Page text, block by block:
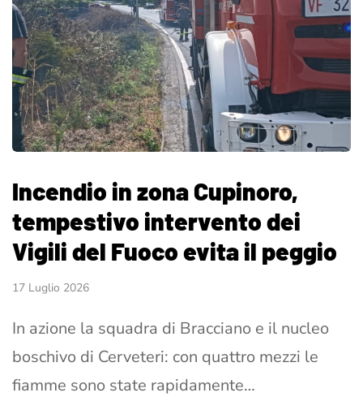
Incendio in zona Cupinoro,
tempestivo intervento dei
Vigili del Fuoco evita il peggio
17 Luglio 2026
In azione la squadra di Bracciano e il nucleo
boschivo di Cerveteri: con quattro mezzi le
fiamme sono state rapidamente…